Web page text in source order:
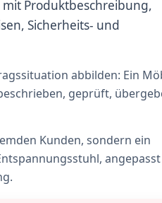
Produktbeschreibung,
Sicherheits- und
abbilden: Ein
geprüft,
Kunden, sondern ein